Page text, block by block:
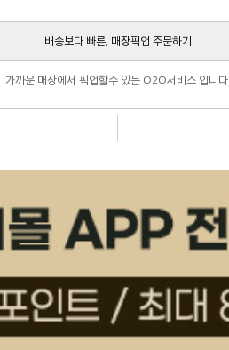
배송보다 빠른, 매장픽업 주문하기
가까운 매장에서 픽업할수 있는 O2O서비스 입니다.